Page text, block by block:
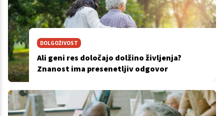
DOLGOŽIVOST
Ali geni res določajo dolžino življenja?
Znanost ima presenetljiv odgovor